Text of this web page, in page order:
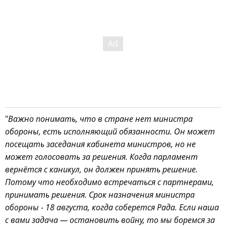
"Важно понимать, что в стране нет министра
обороны, есть исполняющий обязанности. Он может
посещать заседания кабинета министров, но не
может голосовать за решения. Когда парламент
вернётся с каникул, он должен принять решение.
Потому что необходимо встречаться с партнерами,
принимать решения. Срок назначения министра
обороны - 18 августа, когда соберется Рада. Если наша
с вами задача — остановить войну, то мы боремся за